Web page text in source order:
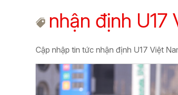
nhận định U17
Cập nhập tin tức nhận định U17 Việt